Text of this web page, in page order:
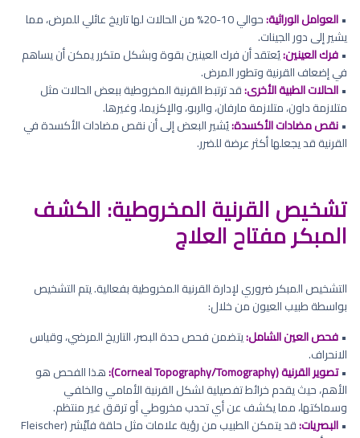
•العوامل الوراثية:
حوالي 10-20% من الحالات لها تاريخ عائلي للمرض، مما
يشير إلى دور الجينات.
•فرك العينين:يُعتقد أن فرك العينين بقوة وبشكل متكرر يمكن أن يساهم
في إضعاف القرنية وتطور المرض.
•الحالات الطبية الأخرى:قد ترتبط القرنية المخروطية ببعض الحالات مثل
متلازمة داون، متلازمة مارفان، والربو، والإكزيما، وغيرها.
•نقص مضادات الأكسدة:يُشير البعض إلى أن نقص مضادات الأكسدة في
القرنية قد يجعلها أكثر عرضة للضرر.
تشخيص القرنية المخروطية: الكشف
المبكر مفتاح العلاج
التشخيص المبكر ضروري لإدارة القرنية المخروطية بفعالية. يتم التشخيص
بواسطة طبيب العيون من خلال:
•فحص العين الشامل:يتضمن فحص حدة البصر، التاريخ المرضي، وقياس
الانحراف.
•تصوير القرنية (Corneal Topography/Tomography):
هذا الفحص هو
الأهم، حيث يقدم خرائط تفصيلية لشكل القرنية الأمامي والخلفي
وسماكتها، مما يكشف عن أي تحدب مخروطي أو ترقق غير منتظم.
•البصريات:
قد يتمكن الطبيب من رؤية علامات مثل حلقة فلَيْشر (Fleischer